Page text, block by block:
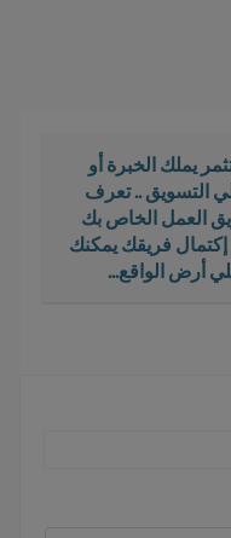
يملك الخبرة أو
التسويق .. تعرف
العمل الخاص بك
فريقك يمكنك
أرض الواقع...